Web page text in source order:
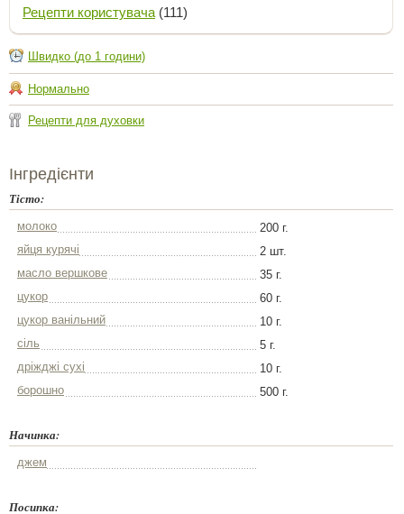
Рецепти користувача (111)
Швидко (до 1 години)
Нормально
Рецепти для духовки
Інгредієнти
Тісто:
молоко
200 г.
яйця курячі
2 шт.
масло вершкове
35 г.
цукор
60 г.
цукор ванільний
10 г.
сіль
5 г.
дріжджі сухі
10 г.
борошно
500 г.
Начинка:
джем
Посипка: